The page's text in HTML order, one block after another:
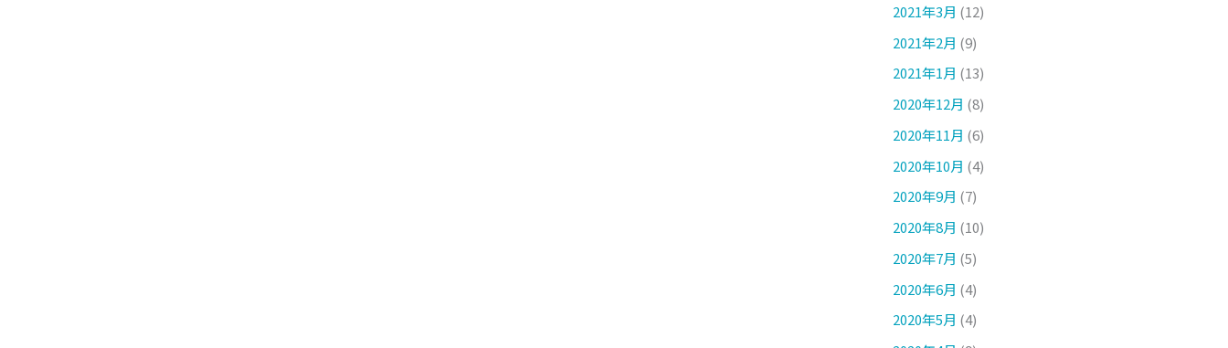
2021年3月 (12)
2021年2月 (9)
2021年1月 (13)
2020年12月 (8)
2020年11月 (6)
2020年10月 (4)
2020年9月 (7)
2020年8月 (10)
2020年7月 (5)
2020年6月 (4)
2020年5月 (4)